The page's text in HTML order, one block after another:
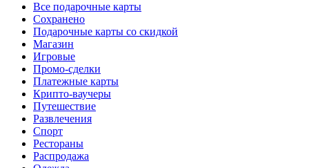
Все подарочные карты
Сохранено
Подарочные карты со скидкой
Магазин
Игровые
Промо-сделки
Платежные карты
Крипто-ваучеры
Путешествие
Развлечения
Спорт
Рестораны
Распродажа